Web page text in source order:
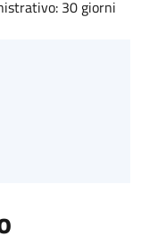
30 giorni